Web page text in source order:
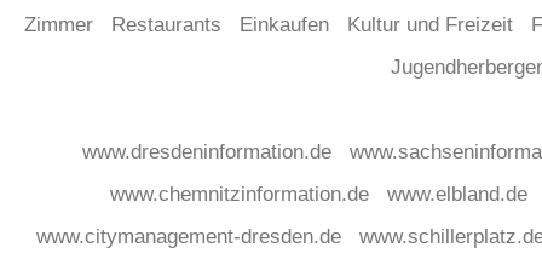
Zimmer
Restaurants Einkaufen Kultur und Freizeit
www.dresdeninformation.de
www.chemnitzinformation.de
www.elbland.de
www.citymanagement-dresden.de